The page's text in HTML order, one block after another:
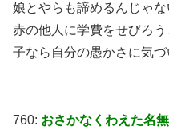
娘とやらも諦めるんじゃ
赤の他人に学費をせびろ
子なら自分の愚かさに気
760: おさかなくわえた名